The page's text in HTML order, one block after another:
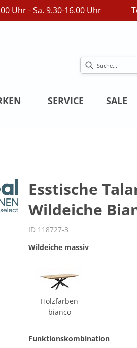
Uhr - Sa. 9.30-16.00 Uhr
SERVICE SALE
Esstische
Wildeiche
ID 118727-3
Wildeiche massiv
Holzfarben
bianco
Funktionskombination